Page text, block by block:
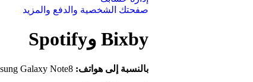
صفحتك الشخصية والدفع والمزيد
Bixby وSpotify
بالنسبة إلى هواتف: